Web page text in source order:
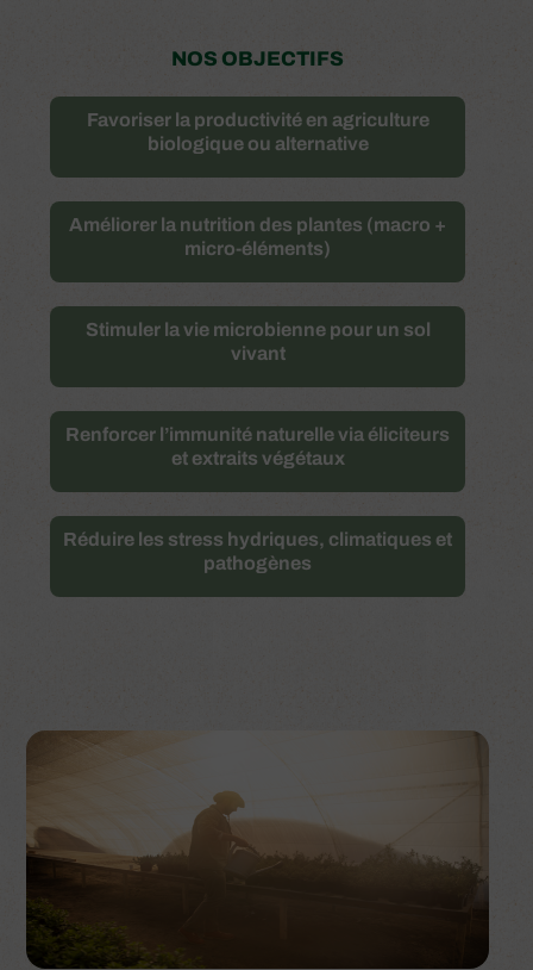
NOS OBJECTIFS
Favoriser la productivité en agriculture
biologique ou alternative
Améliorer la nutrition des plantes (macro +
micro-éléments)
Stimuler la vie microbienne pour un sol
vivant
Renforcer l’immunité naturelle via éliciteurs
et extraits végétaux
Réduire les stress hydriques, climatiques et
pathogènes